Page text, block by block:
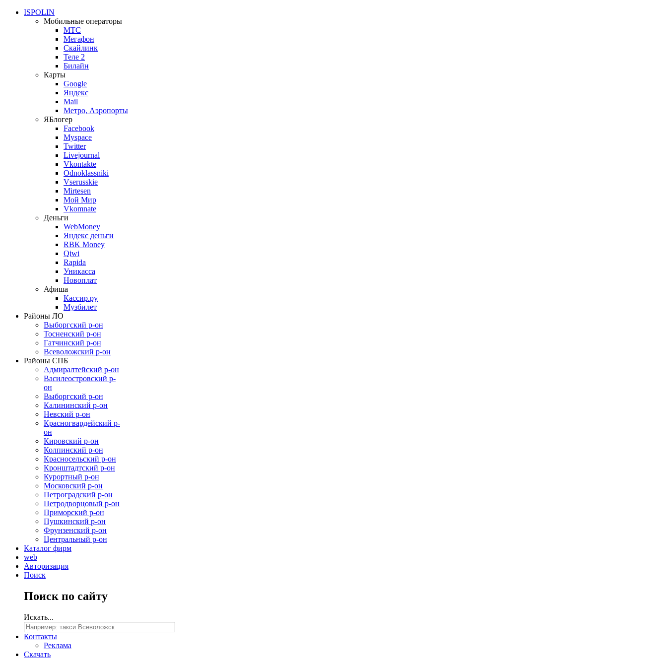
ISPOLIN
Мобильные операторы
МТС
Мегафон
Скайлинк
Теле 2
Билайн
Карты
Google
Яндекс
Mail
Метро, Аэропорты
ЯБлогер
Facebook
Myspace
Twitter
Livejournal
Vkontakte
Odnoklassniki
Vserusskie
Mirtesen
Мой Мир
Vkomnate
Деньги
WebMoney
Яндекс деньги
RBK Money
Qiwi
Rapida
Уникасса
Новоплат
Афиша
Кассир.ру
Музбилет
Районы ЛО
Выборгский р-он
Тосненский р-он
Гатчинский р-он
Всеволожский р-он
Районы СПБ
Адмиралтейский р-он
Василеостровский р-
он
Выборгский р-он
Калининский р-он
Невский р-он
Красногвардейский р-
он
Кировский р-он
Колпинский р-он
Красносельский р-он
Кронштадтский р-он
Курортный р-он
Московский р-он
Петроградский р-он
Петродворцовый р-он
Приморский р-он
Пушкинский р-он
Фрунзенский р-он
Центральный р-он
Каталог фирм
web
Авторизация
Поиск
Поиск по сайту
Искать...
Контакты
Реклама
Скачать